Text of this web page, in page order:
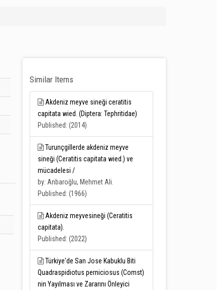
Similar Items
Akdeniz meyve sineği ceratitis
capitata wied. (Diptera: Tephritidae)
Published: (2014)
Turunçgillerde akdeniz meyve
sineği (Ceratitis capitata wied.) ve
mücadelesi /
by: Anbaroğlu, Mehmet Ali.
Published: (1966)
Akdeniz meyvesineği (Ceratitis
capitata).
Published: (2022)
Türkiye'de San Jose Kabuklu Biti
Quadraspidiotus perniciosus (Comst)
nin Yayılması ve Zararını Önleyici